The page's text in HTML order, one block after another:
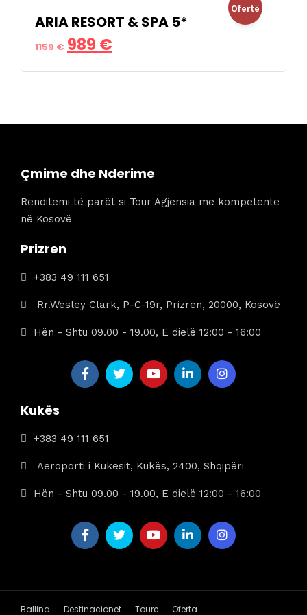
1135 €.
Ofertë
ARIA RESORT & SPA 5*
1159€ Çmimi
origjinal
1159 €.
989 €
i
është:
Çmime dhe Nderime
Renditemi të parët si Tour Agjensia më kompetente
në Kosovë
Prizren
+383 49 111 651
Rr.Wesley Clark, P-C-19r, Prizren, 20000, Kosovë
Hën - Shtu 09.00 - 19.00, E dielë 12:00 - 16:00
Kukës
+383 49 111 651
Aeroporti i Kukësit, Kukës, 2400, Shqipëri
Hën - Shtu 09.00 - 19.00, E dielë 12:00 - 16:00
Ballina Destinacionet Toure Oferta